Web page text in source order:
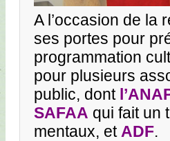
A l’occasion de la
ses portes pour
programmation
pour plusieurs
public, dont
SAFAA qui fait un
mentaux, et ADF.